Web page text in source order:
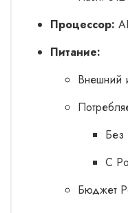
Процессор:
Питание:
Внешний
Без
С
Бюджет